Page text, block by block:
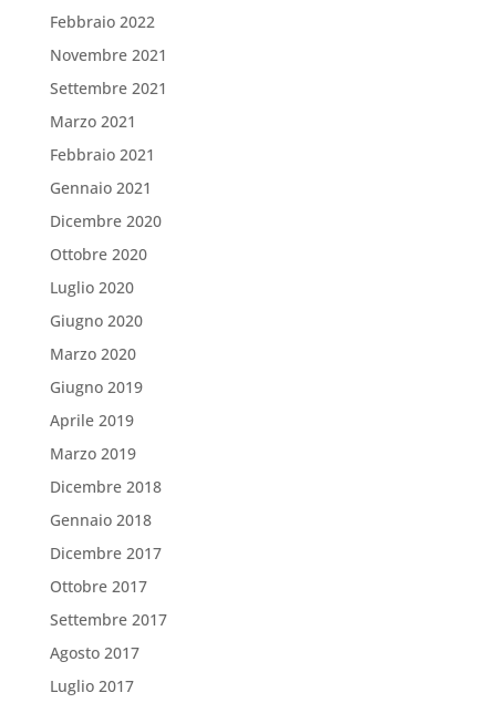
Febbraio 2022
Novembre 2021
Settembre 2021
Marzo 2021
Febbraio 2021
Gennaio 2021
Dicembre 2020
Ottobre 2020
Luglio 2020
Giugno 2020
Marzo 2020
Giugno 2019
Aprile 2019
Marzo 2019
Dicembre 2018
Gennaio 2018
Dicembre 2017
Ottobre 2017
Settembre 2017
Agosto 2017
Luglio 2017